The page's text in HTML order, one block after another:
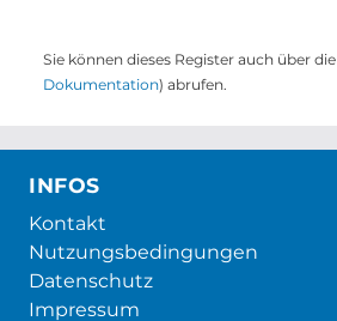
Sie können dieses Register auch über die
Dokumentation) abrufen.
INFOS
Kontakt
Nutzungsbedingungen
Datenschutz
Impressum